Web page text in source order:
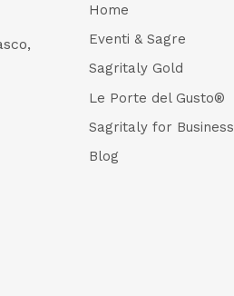
Home
Eventi & Sagre
Sagritaly Gold
Le Porte del Gusto®
Sagritaly for Business
Blog